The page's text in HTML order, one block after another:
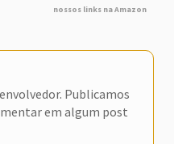
nossos links na Amazon
Publicamos
em algum post